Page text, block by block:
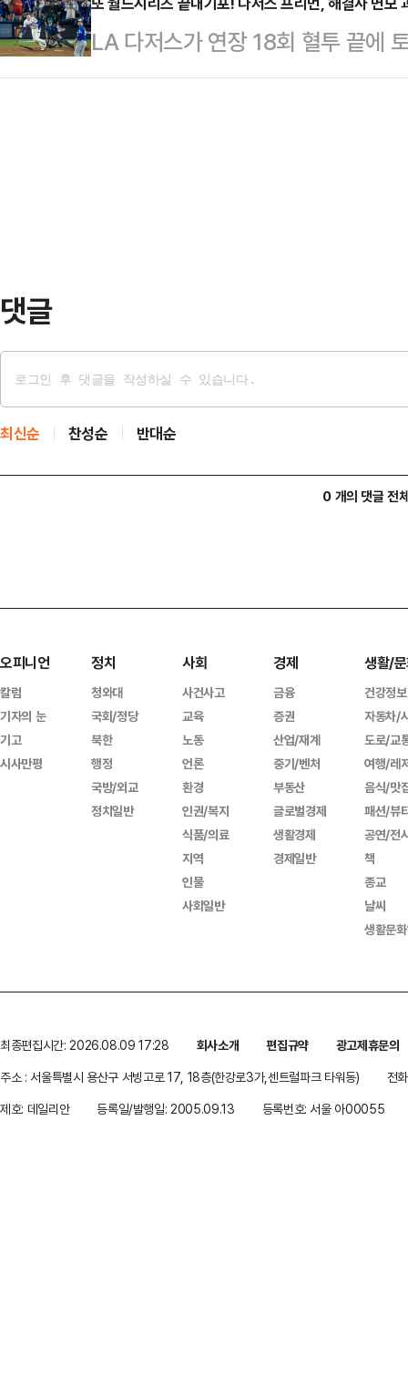
의힘 지도부는 28일 서울청년센터
담회'를 개최했다. 이 자리에는 장
희·조정훈 의원 및 심교…
청했던 것으로 28일 나타났다. 김
례 보냈지만, 오 시장은 답장하지
국회 행정안전위원회의 서울시 국
LA 다저스가 연장 18회 혈투 끝에
즈에서 한 발 앞서나갔다.다저스는
댓글
최신순 찬성순 반대순
0 개의 댓글 전
오피니언
칼럼
기자의 눈
기고
시사만평
정치
청와대
국회/정당
북한
행정
국방/외교
정치일반
사회
사건사고
교육
노동
언론
환경
인권/복지
식품/의료
지역
인물
사회일반
경제
금융
증권
산업/재계
중기/벤처
부동산
글로벌경제
생활경제
경제일반
생활/
건강정보
자동차/
도로/교
여행/레
음식/맛
패션/뷰
공연/전
책
종교
날씨
생활문
최종편집시간: 2026.08.09 17:28 회사소개 편집규약
광고제휴문의
주소 : 서울특별시 용산구 서빙고로 17, 18층(한강로3가,센트럴파크 타워동)
전
제호: 데일리안
등록일/발행일: 2005.09.13 등록번호: 서울 아00055